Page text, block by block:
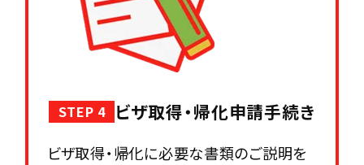
STEP 4 ビザ取得・帰化申請手続き
ビザ取得・帰化に必要な書類のご説明を